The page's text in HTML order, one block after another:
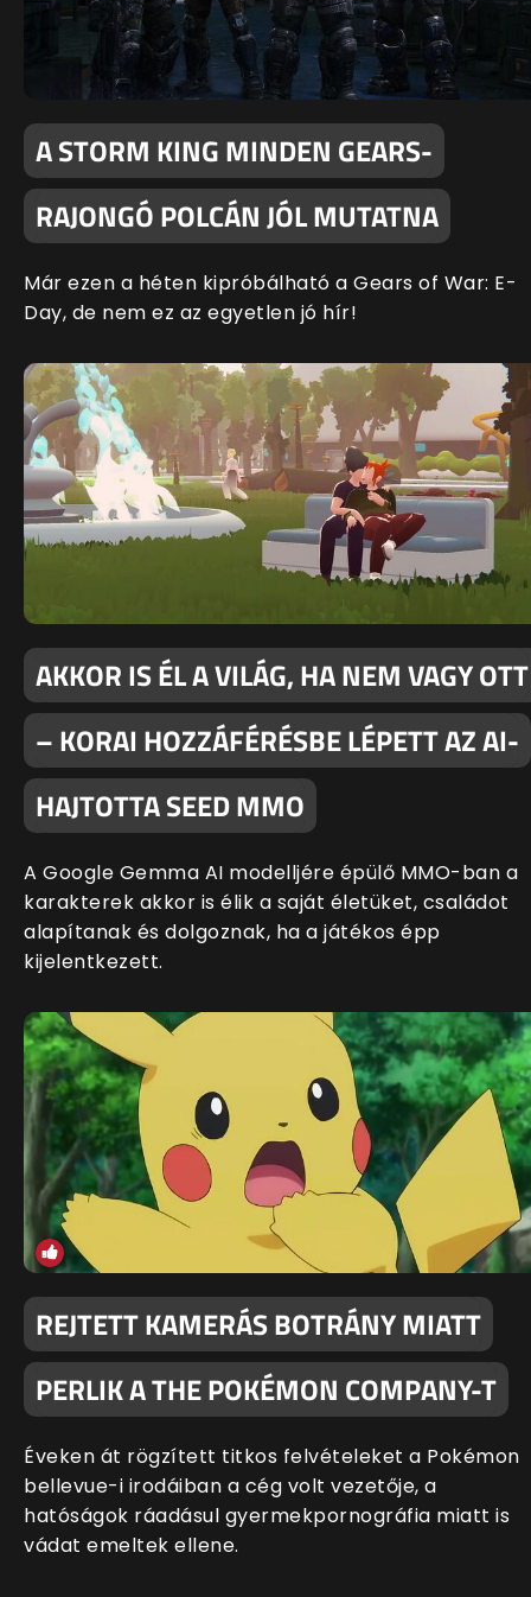
A STORM KING MINDEN GEARS-
RAJONGÓ POLCÁN JÓL MUTATNA
Már ezen a héten kipróbálható a Gears of War: E-
Day, de nem ez az egyetlen jó hír!
AKKOR IS ÉL A VILÁG, HA NEM VAGY OTT
– KORAI HOZZÁFÉRÉSBE LÉPETT AZ AI-
HAJTOTTA SEED MMO
A Google Gemma AI modelljére épülő MMO-ban a
karakterek akkor is élik a saját életüket, családot
alapítanak és dolgoznak, ha a játékos épp
kijelentkezett.
REJTETT KAMERÁS BOTRÁNY MIATT
PERLIK A THE POKÉMON COMPANY-T
Éveken át rögzített titkos felvételeket a Pokémon
bellevue-i irodáiban a cég volt vezetője, a
hatóságok ráadásul gyermekpornográfia miatt is
vádat emeltek ellene.